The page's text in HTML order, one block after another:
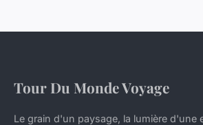
Tour Du Monde Voyage
Le grain d'un paysage, la lumière d'une